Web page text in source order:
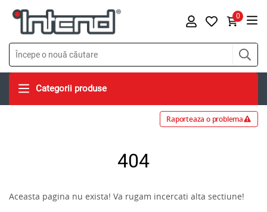
0
Categorii produse
Raporteaza o problema
404
Aceasta pagina nu exista! Va rugam incercati alta sectiune!